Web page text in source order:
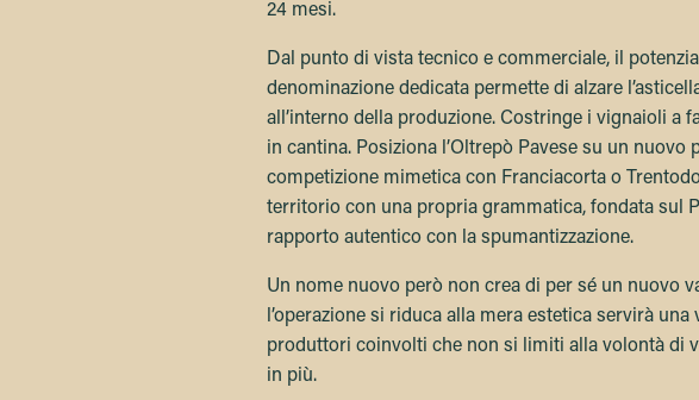
24 mesi.
Dal punto di vista tecnico e commerciale, il
denominazione dedicata permette di alzare
all’interno della produzione. Costringe i vignaioli a
in cantina. Posiziona l’Oltrepò Pavese su un nuovo
competizione mimetica con Franciacorta o
territorio con una propria grammatica, fondata sul
rapporto autentico con la spumantizzazione.
Un nome nuovo però non crea di per sé un nuovo
l’operazione si riduca alla mera estetica servirà
produttori coinvolti che non si limiti alla volontà di
in più.